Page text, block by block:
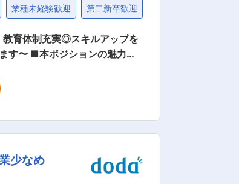
業種未経験歓迎 第二新卒歓迎
育体制充実◎スキルアップを
魅力：
事業を展開しているため、将
ていくことが可能。研修を含
少なめ